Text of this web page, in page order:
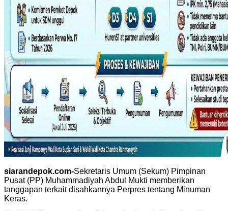
siarandepok.com-Sekretaris Umum (Sekum) Pimpinan
Pusat (PP) Muhammadiyah Abdul Mukti memberikan
tanggapan terkait disahkannya Perpres tentang Minuman
Keras.